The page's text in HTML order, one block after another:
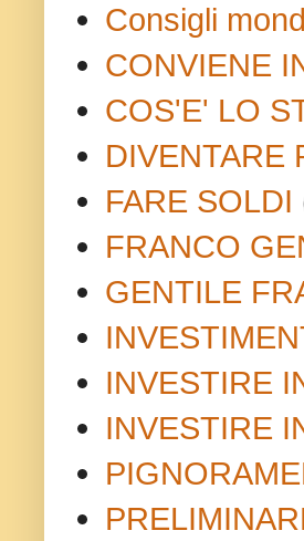
Consigli
CONVIENE
COS'E' LO
DIVENTARE
FARE SOLDI
FRANCO
GENTILE
INVESTIRE
INVESTIRE